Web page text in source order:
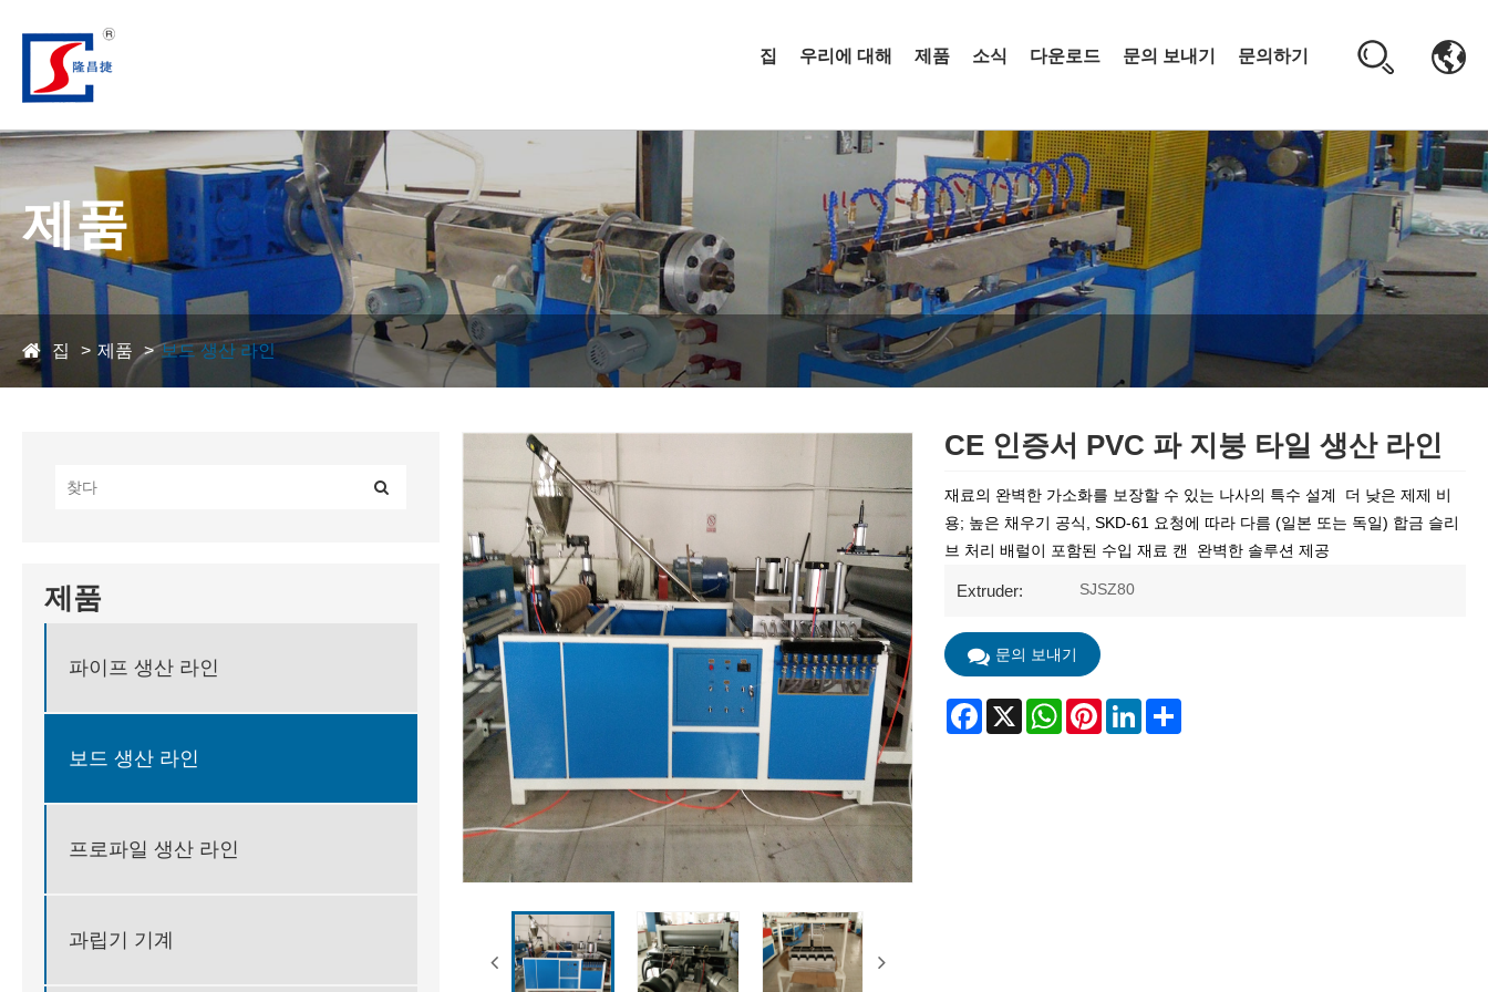
집 우리에 대해 제품 소식 다운로드 문의 보내기 문의하기
제품
집 제품 보드 생산 라인
제품
파이프 생산 라인
보드 생산 라인
프로파일 생산 라인
과립기 기계
CE 인증서 PVC 파 지붕 타일 생산 라인
재료의 완벽한 가소화를 보장할 수 있는 나사의 특수 설계 더 낮은 제제 비
용; 높은 채우기 공식, SKD-61 요청에 따라 다름 (일본 또는 독일) 합금 슬리
브 처리 배럴이 포함된 수입 재료 캔 완벽한 솔루션 제공
Extruder: SJSZ80
문의 보내기
Facebook
X WhatsAppPinterestLinkedInShare